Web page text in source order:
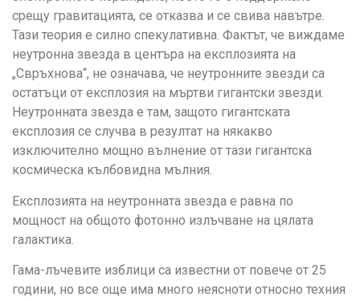
срещу гравитацията, се отказва и се свива навътре.
Тази теория е силно спекулативна. Фактът, че виждаме
неутронна звезда в центъра на експлозията на
„Свръхнова“, не означава, че неутронните звезди са
остатъци от експлозия на мъртви гигантски звезди.
Неутронната звезда е там, защото гигантската
експлозия се случва в резултат на някакво
изключително мощно вълнение от тази гигантска
космическа кълбовидна мълния.
Експлозията на неутронната звезда е равна по
мощност на общото фотонно излъчване на цялата
галактика.
Гама-лъчевите изблици са известни от повече от 25
години, но все още има много неясноти относно техния